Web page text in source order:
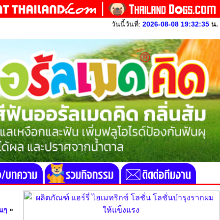
วันนี้วันที่: 2026-08-08 19:32:35 น.
ๆ »